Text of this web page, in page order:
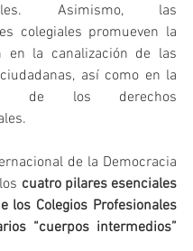
Asimismo, las
colegiales promueven la
en la canalización de las
así como en la
de los derechos
de la Democracia
cuatro pilares esenciales
los Colegios Profesionales
“cuerpos intermedios”